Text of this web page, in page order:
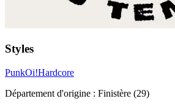
Styles
PunkOi!Hardcore
Département d'origine : Finistère (29)